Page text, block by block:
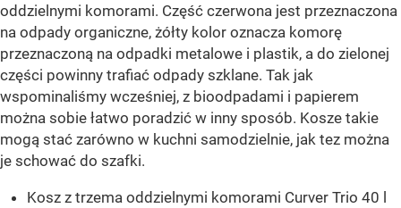
oddzielnymi komorami. Część czerwona jest przeznaczona
na odpady organiczne, żółty kolor oznacza komorę
przeznaczoną na odpadki metalowe i plastik, a do zielonej
części powinny trafiać odpady szklane. Tak jak
wspominaliśmy wcześniej, z bioodpadami i papierem
można sobie łatwo poradzić w inny sposób. Kosze takie
mogą stać zarówno w kuchni samodzielnie, jak tez można
je schować do szafki.
Kosz z trzema oddzielnymi komorami Curver Trio 40 l